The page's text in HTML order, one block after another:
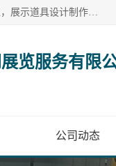
上海日朗展览服务有限公司位于上海市青浦区白鹤镇，营业范围有展览展示会务服务，室内装饰设计及施工，展示道具设计制作，舞台设计，图文设计，灯箱制作，园林绿化工程，广告装潢材料，建筑材料，办公用品，工艺礼品日用百货销售。
览服务有限
公司动态